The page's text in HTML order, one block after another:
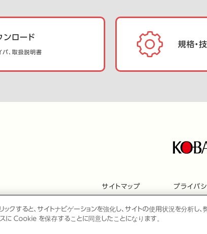
ンロード
バ、取扱説明書
規格・
サイトマップ プライバ
© 2022
ックすると、サイトナビゲーションを強化し、サイトの使用状況を分析し
に Cookie を保存することに同意したことになります。